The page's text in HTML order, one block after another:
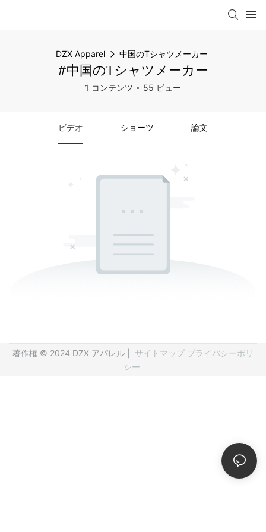
DZX Apparel 中国のTシャツメーカー
#中国のTシャツメーカー
1 コンテンツ 55 ビュー
ビデオ ショーツ 論文
著作権 © 2024 DZX アパレル | サイトマップ プライバシーポリ
シー